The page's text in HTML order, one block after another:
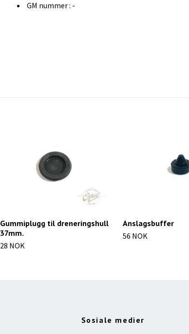
GM nummer : -
Gummiplugg til dreneringshull
37mm.
28 NOK
Anslagsbuffer
56 NOK
Sosiale medier